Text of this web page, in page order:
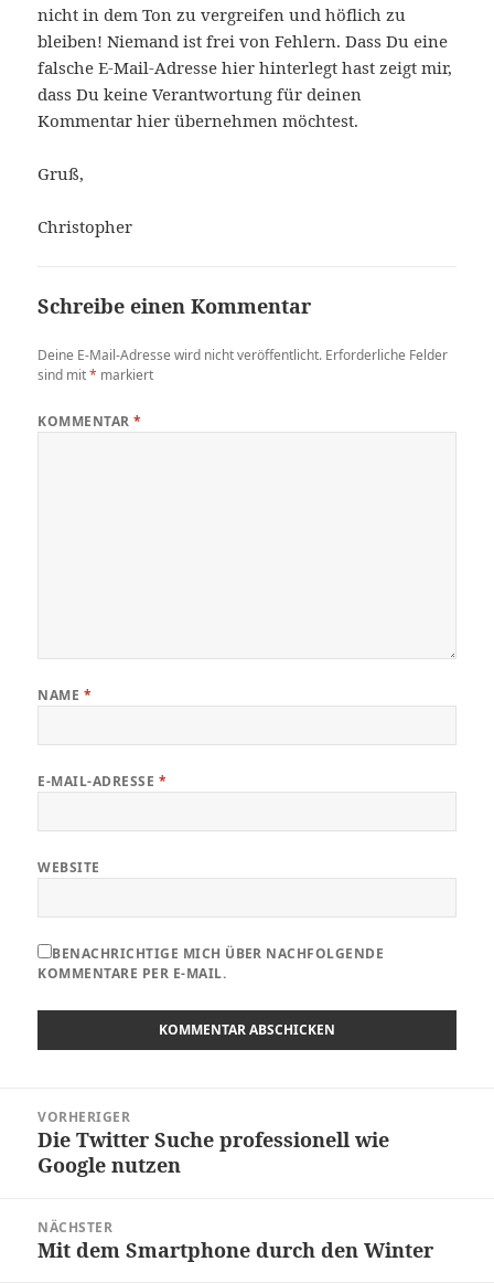
nicht in dem Ton zu vergreifen und höflich zu
bleiben! Niemand ist frei von Fehlern. Dass Du eine
falsche E-Mail-Adresse hier hinterlegt hast zeigt mir,
dass Du keine Verantwortung für deinen
Kommentar hier übernehmen möchtest.
Gruß,
Christopher
Schreibe einen Kommentar
Deine E-Mail-Adresse wird nicht veröffentlicht. Erforderliche Felder
sind mit* markiert
KOMMENTAR*
NAME *
E-MAIL-ADRESSE *
WEBSITE
BENACHRICHTIGE MICH ÜBER NACHFOLGENDE
KOMMENTARE PER E-MAIL.
VORHERIGER
Vorheriger
Beitrag:
Die Twitter Suche professionell wie
Google nutzen
NÄCHSTER
Nächster
Mit dem Smartphone durch den Winter